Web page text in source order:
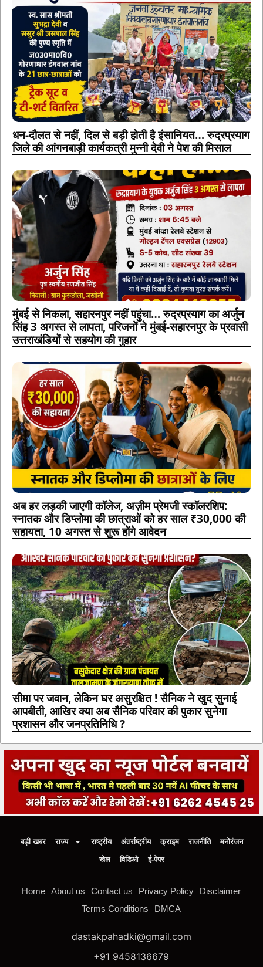
धन-दौलत से नहीं, दिल से बड़ी होती है इंसानियत… रुद्रप्रयाग
जिले की आंगनबाड़ी कार्यकत्री मुन्नी देवी ने पेश की मिसाल
मुंबई से निकला, सहारनपुर नहीं पहुंचा… रुद्रप्रयाग का अर्जुन
सिंह 3 अगस्त से लापता, परिजनों ने मुंबई-सहारनपुर के प्रवासी
उत्तराखंडियों से सहयोग की गुहार
अब हर लड़की जाएगी कॉलेज, अज़ीम प्रेमजी स्कॉलरशिप:
स्नातक और डिप्लोमा की छात्राओं को हर साल ₹30,000 की
सहायता, 10 अगस्त से शुरू होंगे आवेदन
सीमा पर जवान, लेकिन घर असुरक्षित ! सैनिक ने खुद सुनाई
आपबीती, आखिर क्या अब सैनिक परिवार की पुकार सुनेगा
प्रशासन और जनप्रतिनिधि ?
बड़ी खबर राज्य राष्ट्रीय अंतर्राष्ट्रीय क्राइम राजनीति
मनोरंजन
खेल
विडिओ ई-पेपर
Home About us Contact us Privacy Policy
Disclaimer
Terms Conditions
DMCA
dastakpahadki@gmail.com
+91 9458136679